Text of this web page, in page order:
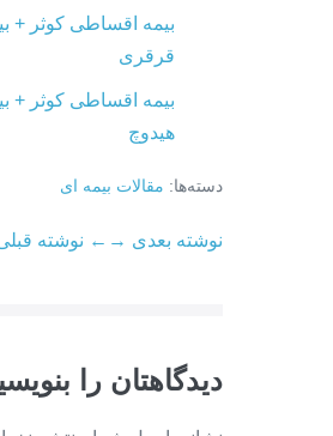
بیمه اقساطی کوثر +
قرقری
بیمه اقساطی کوثر +
هیدوچ
دسته‌ها: مقالات بیمه ای
ناوبری
← نوشته نوشته بعدی →
دیدگاهتان را